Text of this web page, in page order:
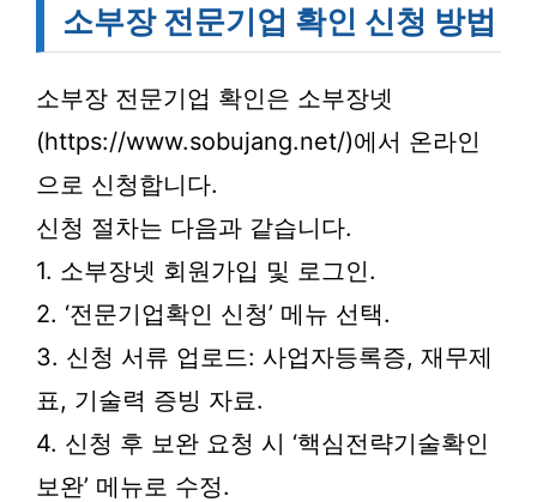
소부장 전문기업 확인 신청 방법
소부장 전문기업 확인은 소부장넷
(https://www.sobujang.net/)에서 온라인
으로 신청합니다.
신청 절차는 다음과 같습니다.
1. 소부장넷 회원가입 및 로그인.
2. ‘전문기업확인 신청’ 메뉴 선택.
3. 신청 서류 업로드: 사업자등록증, 재무제
표, 기술력 증빙 자료.
4. 신청 후 보완 요청 시 ‘핵심전략기술확인
보완’ 메뉴로 수정.